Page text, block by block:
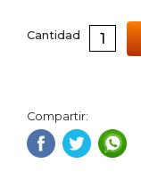
Cantidad
Compartir: